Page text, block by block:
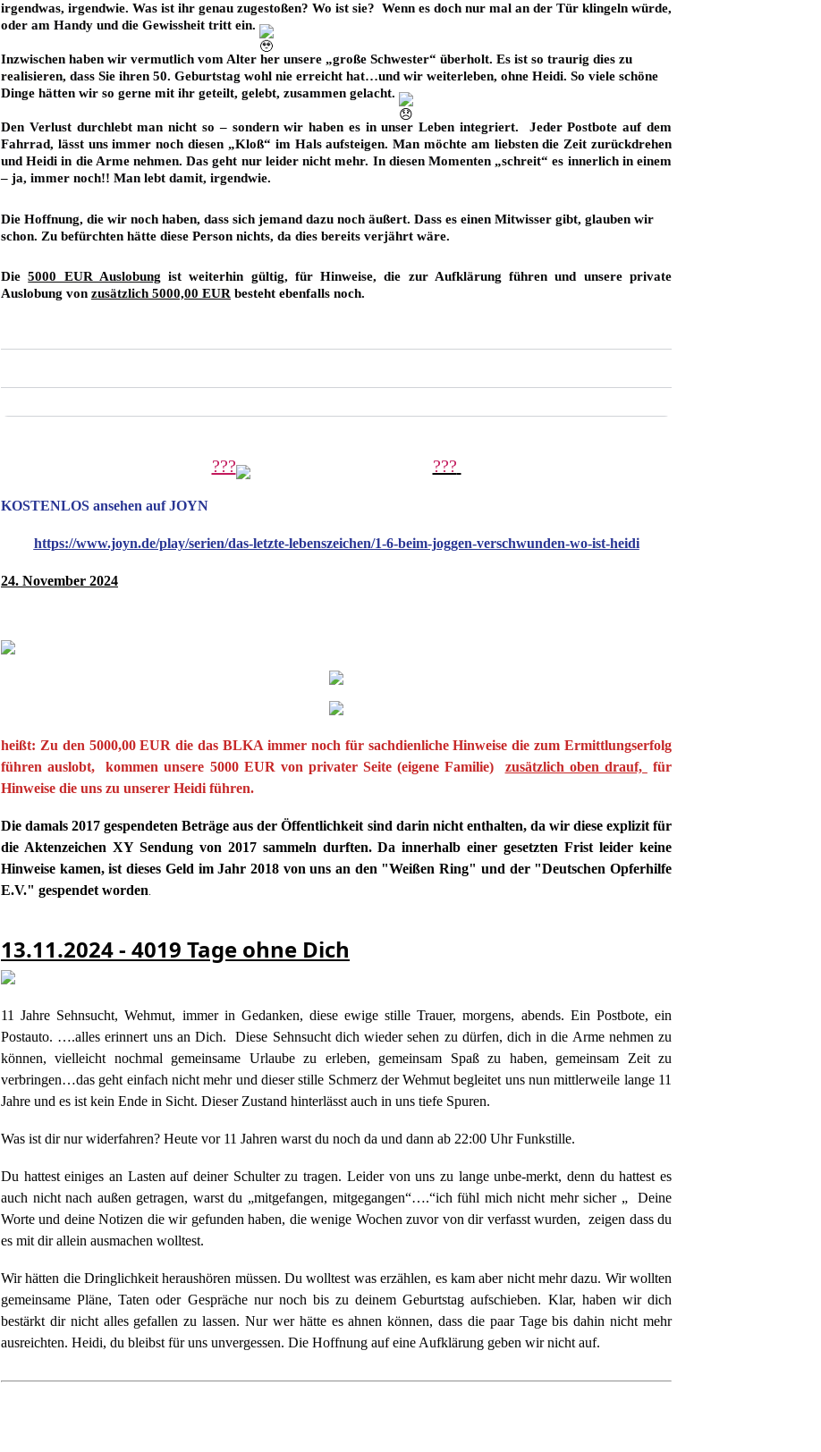
irgendwas, irgendwie. Was ist ihr genau zugestoßen? Wo ist sie?  Wenn es doch nur mal an der Tür klingeln würde,
oder am Handy und die Gewissheit tritt ein.
Inzwischen haben wir vermutlich vom Alter her unsere „große Schwester“ überholt. Es ist so traurig dies zu
realisieren, dass Sie ihren 50. Geburtstag wohl nie erreicht hat…und wir weiterleben, ohne Heidi. So viele schöne
Dinge hätten wir so gerne mit ihr geteilt, gelebt, zusammen gelacht.
Den Verlust durchlebt man nicht so – sondern wir haben es in unser Leben integriert.  Jeder Postbote auf dem
Fahrrad, lässt uns immer noch diesen „Kloß“ im Hals aufsteigen. Man möchte am liebsten die Zeit zurückdrehen
und Heidi in die Arme nehmen. Das geht nur leider nicht mehr. In diesen Momenten „schreit“ es innerlich in einem
– ja, immer noch!! Man lebt damit, irgendwie.
Die Hoffnung, die wir noch haben, dass sich jemand dazu noch äußert. Dass es einen Mitwisser gibt, glauben wir
schon. Zu befürchten hätte diese Person nichts, da dies bereits verjährt wäre.
Die 5000 EUR Auslobung ist weiterhin gültig, für Hinweise, die zur Aufklärung führen und unsere private
Auslobung von zusätzlich 5000,00 EUR besteht ebenfalls noch.
??? ???
KOSTENLOS ansehen auf JOYN
https://www.joyn.de/play/serien/das-letzte-lebenszeichen/1-6-beim-joggen-verschwunden-wo-ist-heidi
24. November 2024
heißt: Zu den 5000,00 EUR die das BLKA immer noch für sachdienliche Hinweise die zum Ermittlungserfolg
führen auslobt, kommen unsere 5000 EUR von privater Seite (eigene Familie) zusätzlich oben drauf,
für
Hinweise die uns zu unserer Heidi führen.
Die damals 2017 gespendeten Beträge aus der Öffentlichkeit sind darin nicht enthalten, da wir diese explizit für
die Aktenzeichen XY Sendung von 2017 sammeln durften. Da innerhalb einer gesetzten Frist leider keine
Hinweise kamen, ist dieses Geld im Jahr 2018 von uns an den "Weißen Ring" und der "Deutschen Opferhilfe
E.V." gespendet worden.
13.11.2024 - 4019 Tage ohne Dich
11 Jahre Sehnsucht, Wehmut, immer in Gedanken, diese ewige stille Trauer, morgens, abends. Ein Postbote, ein
Postauto. ….alles erinnert uns an Dich. Diese Sehnsucht dich wieder sehen zu dürfen, dich in die Arme nehmen zu
können, vielleicht nochmal gemeinsame Urlaube zu erleben, gemeinsam Spaß zu haben, gemeinsam Zeit zu
verbringen…das geht einfach nicht mehr und dieser stille Schmerz der Wehmut begleitet uns nun mittlerweile lange 11
Jahre und es ist kein Ende in Sicht. Dieser Zustand hinterlässt auch in uns tiefe Spuren.
Was ist dir nur widerfahren? Heute vor 11 Jahren warst du noch da und dann ab 22:00 Uhr Funkstille.
Du hattest einiges an Lasten auf deiner Schulter zu tragen. Leider von uns zu lange unbe-merkt, denn du hattest es
auch nicht nach außen getragen, warst du „mitgefangen, mitgegangen“….“ich fühl mich nicht mehr sicher „ Deine
Worte und deine Notizen die wir gefunden haben, die wenige Wochen zuvor von dir verfasst wurden, zeigen dass du
es mit dir allein ausmachen wolltest.
Wir hätten die Dringlichkeit heraushören müssen. Du wolltest was erzählen, es kam aber nicht mehr dazu. Wir wollten
gemeinsame Pläne, Taten oder Gespräche nur noch bis zu deinem Geburtstag aufschieben. Klar, haben wir dich
bestärkt dir nicht alles gefallen zu lassen. Nur wer hätte es ahnen können, dass die paar Tage bis dahin nicht mehr
ausreichten. Heidi, du bleibst für uns unvergessen. Die Hoffnung auf eine Aufklärung geben wir nicht auf.